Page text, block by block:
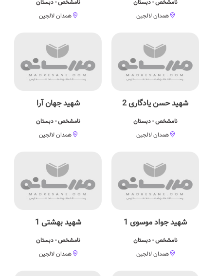
نامشخص - دبستان
همدان لالجین
نامشخص - دبستان
همدان لالجین
شهید حسن یادگاری 2
نامشخص - دبستان
همدان لالجین
شهید جهان آرا
نامشخص - دبستان
همدان لالجین
شهید جواد موسوی 1
نامشخص - دبستان
همدان لالجین
شهید بهشتی 1
نامشخص - دبستان
همدان لالجین